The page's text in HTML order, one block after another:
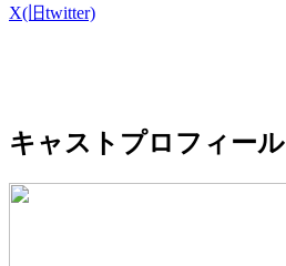
X(旧twitter)
キャストプロフィール